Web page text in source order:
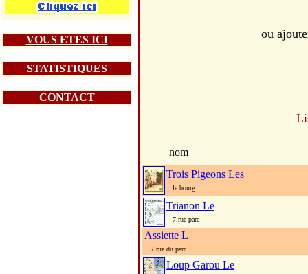
VOUS ETES ICI
STATISTIQUES
CONTACT
ou
nom
Trois Pigeons Les
le bourg
Trianon Le
7 rue parc
Assiette L
7 rue du parc
Loup Garou Le